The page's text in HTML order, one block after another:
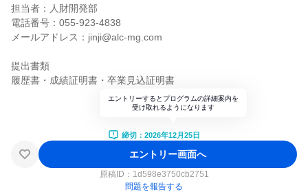
担当者：人財開発部
電話番号：055-923-4838
メールアドレス：jinji@alc-mg.com
提出書類
履歴書・成績証明書・卒業見込証明書
エントリーするとプログラムの詳細案内を
受け取れるようになります
締切：2026年12月25日
エントリー画面へ
原稿ID： 1d598e3750cb2751
問題を報告する